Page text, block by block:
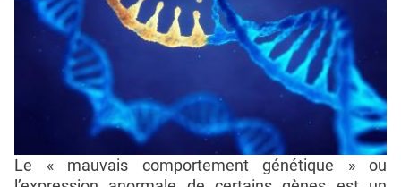
Le « mauvais comportement génétique » ou